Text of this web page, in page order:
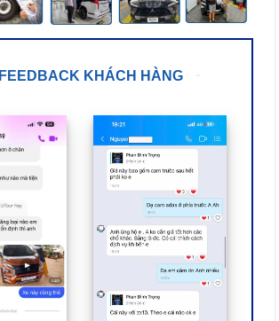
FEEDBACK KHÁCH HÀNG